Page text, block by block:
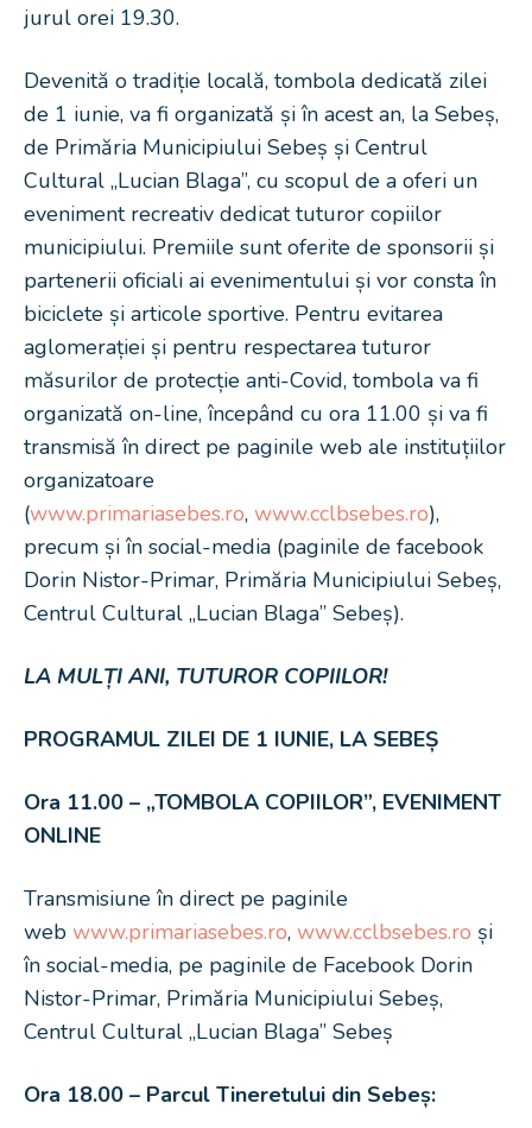
jurul orei 19.30.
Devenită o tradiție locală, tombola dedicată zilei
de 1 iunie, va fi organizată și în acest an, la Sebeș,
de Primăria Municipiului Sebeș și Centrul
Cultural „Lucian Blaga”, cu scopul de a oferi un
eveniment recreativ dedicat tuturor copiilor
municipiului. Premiile sunt oferite de sponsorii și
partenerii oficiali ai evenimentului și vor consta în
biciclete și articole sportive. Pentru evitarea
aglomerației și pentru respectarea tuturor
măsurilor de protecție anti-Covid, tombola va fi
organizată on-line, începând cu ora 11.00 și va fi
transmisă în direct pe paginile web ale instituțiilor
organizatoare
(www.primariasebes.ro, www.cclbsebes.ro),
precum și în social-media (paginile de facebook
Dorin Nistor-Primar, Primăria Municipiului Sebeș,
Centrul Cultural „Lucian Blaga” Sebeș).
LA MULȚI ANI, TUTUROR COPIILOR!
PROGRAMUL ZILEI DE 1 IUNIE, LA SEBEȘ
Ora 11.00 – „TOMBOLA COPIILOR”, EVENIMENT
ONLINE
Transmisiune în direct pe paginile
web www.primariasebes.ro, www.cclbsebes.ro și
în social-media, pe paginile de Facebook Dorin
Nistor-Primar, Primăria Municipiului Sebeș,
Centrul Cultural „Lucian Blaga” Sebeș
Ora 18.00 – Parcul Tineretului din Sebeș: